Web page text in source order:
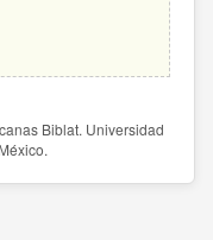
Biblat. Universidad